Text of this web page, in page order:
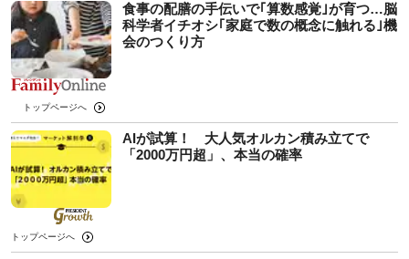
食事の配膳の手伝いで｢算数感覚｣が育つ…脳
科学者イチオシ｢家庭で数の概念に触れる｣機
会のつくり方
トップページへ
AIが試算！ 大人気オルカン積み立てで
「2000万円超」、本当の確率
トップページへ